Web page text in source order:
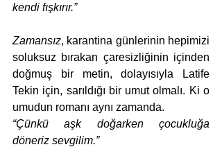
kendi fışkırır.”
Zamansız, karantina günlerinin hepimizi
soluksuz bırakan çaresizliğinin içinden
doğmuş bir metin, dolayısıyla Latife
Tekin için, sarıldığı bir umut olmalı. Ki o
umudun romanı aynı zamanda.
“Çünkü aşk doğarken çocukluğa
döneriz sevgilim.”